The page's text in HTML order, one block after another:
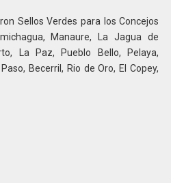
Sellos Verdes para los Concejos
Manaure, La Jagua de
La Paz, Pueblo Bello, Pelaya,
Becerril, Rio de Oro, El Copey,